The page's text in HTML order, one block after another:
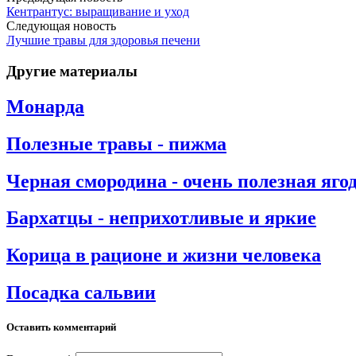
Кентрантус: выращивание и уход
Следующая новость
Лучшие травы для здоровья печени
Другие материалы
Монарда
Полезные травы - пижма
Черная смородина - очень полезная
Бархатцы - неприхотливые и яркие
Корица в рационе и жизни человека
Посадка сальвии
Оставить комментарий